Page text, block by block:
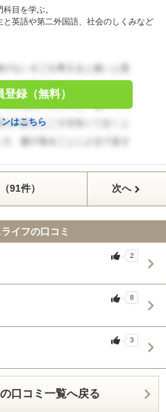
目を学ぶ。
英語や第二外国語、社会のしくみなど
登録（無料）
はこちら
91件） 次へ
イフの口コミ
2
8
3
口コミ一覧へ戻る